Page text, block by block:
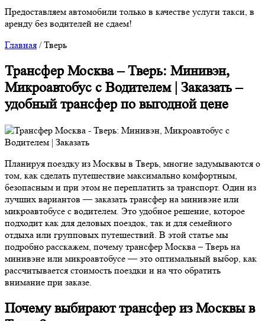
Предоставляем автомобили только в качестве услуги такси, в
аренду без водителей не сдаем!
Главная /Тверь
Трансфер Москва – Тверь: Минивэн,
Микроавтобус с Водителем | Заказать –
удобный трансфер по выгодной цене
Планируя поездку из Москвы в Тверь, многие задумываются о
том, как сделать путешествие максимально комфортным,
безопасным и при этом не переплатить за транспорт. Один из
лучших вариантов — заказать трансфер на минивэне или
микроавтобусе с водителем. Это удобное решение, которое
подходит как для деловых поездок, так и для семейного
отдыха или групповых путешествий. В этой статье мы
подробно расскажем, почему трансфер Москва – Тверь на
минивэне или микроавтобусе — это оптимальный выбор, как
рассчитывается стоимость поездки и на что обратить
внимание при заказе.
Почему выбирают трансфер из Москвы в